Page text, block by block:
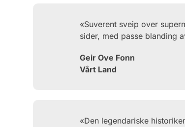
«Suverent sveip over
sider, med passe blanding
Geir Ove Fonn
Vårt Land
«Den legendariske